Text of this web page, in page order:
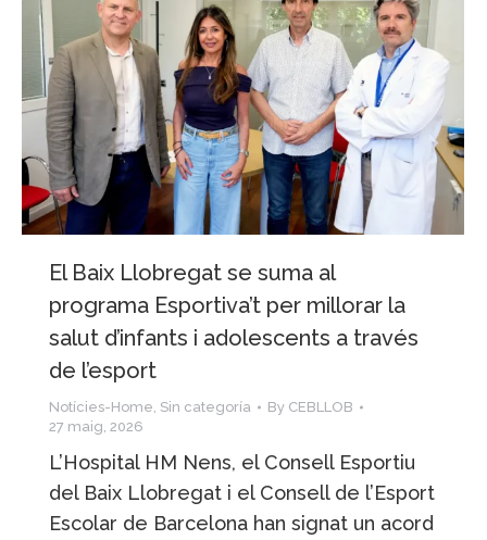
El Baix Llobregat se suma al
programa Esportiva’t per millorar la
salut d’infants i adolescents a través
de l’esport
Notícies-Home Sin categoría By CEBLLOB
27 maig, 2026
L’Hospital HM Nens, el Consell Esportiu
del Baix Llobregat i el Consell de l’Esport
Escolar de Barcelona han signat un acord